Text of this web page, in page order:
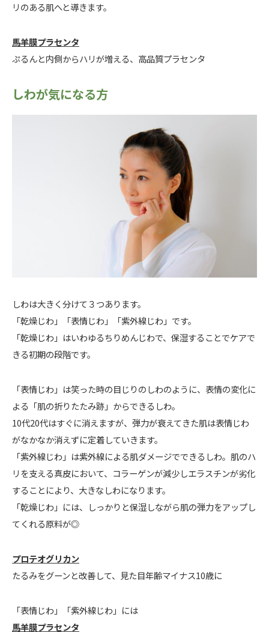
リのある肌へと導きます。
馬羊膜プラセンタ
ぷるんと内側からハリが増える、高品質プラセンタ
しわが気になる方
しわは大きく分けて３つあります。
「乾燥じわ」「表情じわ」「紫外線じわ」です。
「乾燥じわ」はいわゆるちりめんじわで、保湿することでケアで
きる初期の段階です。
「表情じわ」は笑った時の目じりのしわのように、表情の変化に
よる「肌の折りたたみ跡」からできるしわ。
10代20代はすぐに消えますが、弾力が衰えてきた肌は表情じわ
がなかなか消えずに定着していきます。
「紫外線じわ」は紫外線による肌ダメージでできるしわ。肌のハ
リを支える真皮において、コラーゲンが減少しエラスチンが劣化
することにより、大きなしわになります。
「乾燥じわ」には、しっかりと保湿しながら肌の弾力をアップし
てくれる原料が◎
プロテオグリカン
たるみをグーンと改善して、見た目年齢マイナス10歳に
「表情じわ」「紫外線じわ」には
馬羊膜プラセンタ